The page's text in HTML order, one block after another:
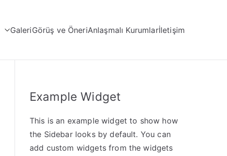
GaleriGörüş ve ÖneriAnlaşmalı Kurumlarİletişim
Example Widget
This is an example widget to show how
the Sidebar looks by default. You can
add custom widgets from the widgets